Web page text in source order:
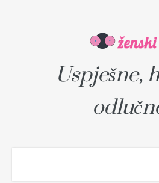
Uspješne,